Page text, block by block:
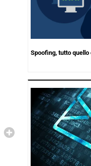
Spoofing, tutto